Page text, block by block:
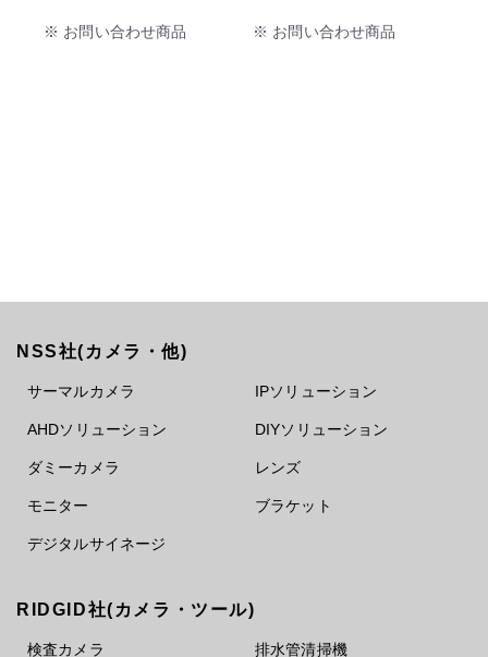
※ お問い合わせ商品 ※ お問い合わせ商品
NSS社(カメラ・他)
サーマルカメラ IPソリューション
AHDソリューション DIYソリューション
ダミーカメラ レンズ
モニター ブラケット
デジタルサイネージ
RIDGID社(カメラ・ツール)
検査カメラ 排水管清掃機